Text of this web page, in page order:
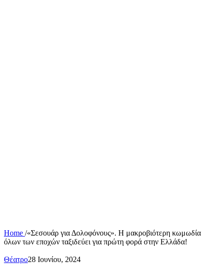
Home /«Σεσουάρ για Δολοφόνους». Η μακροβιότερη κωμωδία
όλων των εποχών ταξιδεύει για πρώτη φορά στην Ελλάδα!
Θέατρο28 Ιουνίου, 2024